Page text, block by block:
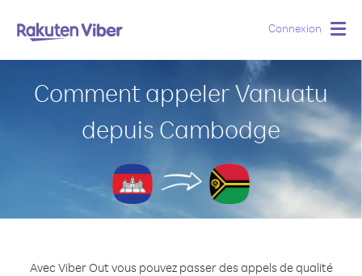
Connexion
Comment appeler Vanuatu
depuis Cambodge
Avec Viber Out vous pouvez passer des appels de qualité